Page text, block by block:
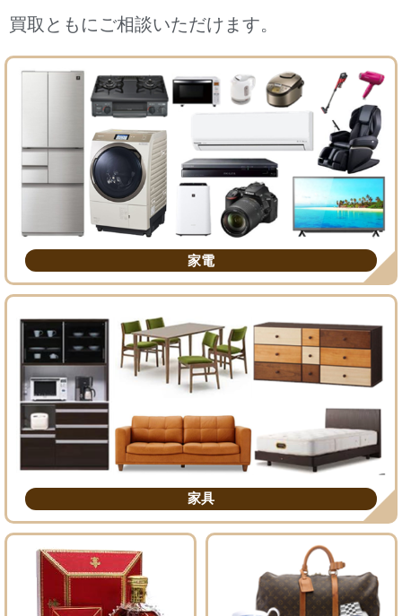
買取ともにご相談いただけます。
家電
家具